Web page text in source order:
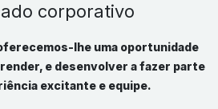
corporativo
lhe uma oportunidade
e desenvolver a fazer parte
excitante e equipe.